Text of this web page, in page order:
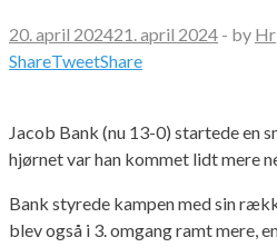
20. april 202421. april 2024 - by Hr
ShareTweetShare
Jacob Bank (nu 13-0) startede en
hjørnet var han kommet lidt mere
Bank styrede kampen med sin
blev også i 3. omgang ramt mere,